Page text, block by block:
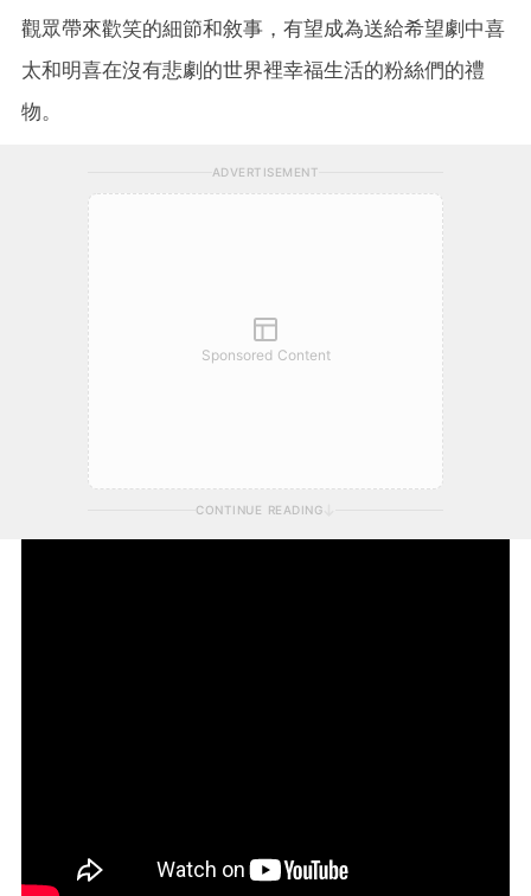
觀眾帶來歡笑的細節和敘事，有望成為送給希望劇中喜
太和明喜在沒有悲劇的世界裡幸福生活的粉絲們的禮
物。
ADVERTISEMENT
Sponsored Content
CONTINUE READING